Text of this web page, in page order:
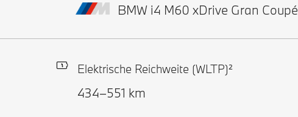
BMW i4 M60 xDrive Gran Coupé
Elektrische Reichweite (WLTP)²
434–551 km